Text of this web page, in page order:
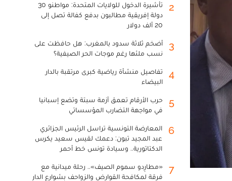
2
تأشيرة الدخول للولايات المتحدة: مواطنو 30
دولة إفريقية مطالبون بدفع كفالة تصل إلى
20 ألف دولار
3
أضخم ثلاثة سدود بالمغرب: هل حافظت على
نسب ملئها رغم موجات الحر الصيفية؟
4
تفاصيل منشأة رياضية كبرى مرتقبة بالدار
البيضاء
5
حرب الأرقام تعمق أزمة سبتة وتضع إسبانيا
في مواجهة التضارب المؤسساتي
6
المعارضة التونسية تراسل الرئيس الجزائري
عبد المجيد تبون: دعمك لقيس سعيد يكرس
الدكتاتورية.. وسيادة تونس خط أحمر
7
«مطارِدو سموم الصيف».. رحلة ميدانية مع
فرقة لمكافحة القوارض والزواحف بشوارع الدار